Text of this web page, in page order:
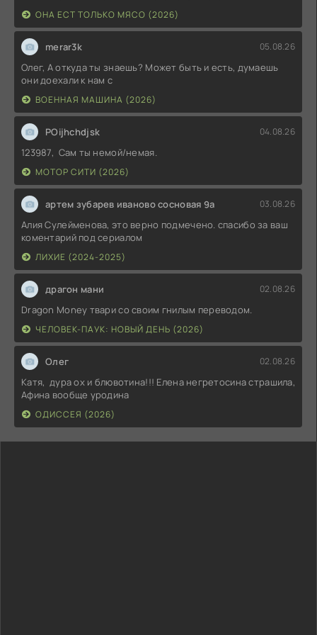
ОНА ЕСТ ТОЛЬКО МЯСО (2026)
merar3k 05.08.26
Олег, А откуда ты знаешь? Может быть и есть, думаешь
они доехали к нам с
ВОЕННАЯ МАШИНА (2026)
POijhchdjsk 04.08.26
123987, Сам ты немой/немая.
МОТОР СИТИ (2026)
артем зубарев иваново сосновая 9а 03.08.26
Алия Сулейменова, это верно подмечено. спасибо за ваш
коментарий под сериалом
ЛИХИЕ (2024-2025)
драгон мани 02.08.26
Dragon Money твари со своим гнилым переводом.
ЧЕЛОВЕК-ПАУК: НОВЫЙ ДЕНЬ (2026)
Олег 02.08.26
Катя, дура ох и блювотина!!! Елена негретосина страшила,
Афина вообще уродина
ОДИССЕЯ (2026)